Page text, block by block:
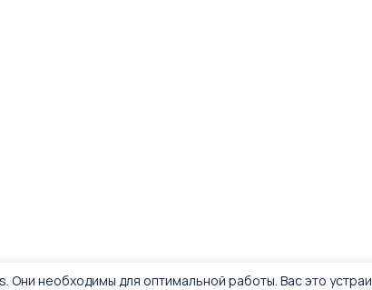
необходимы для оптимальной работы. Вас это